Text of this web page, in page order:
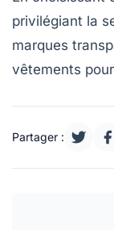
privilégiant la
marques
vêtements
Partager :